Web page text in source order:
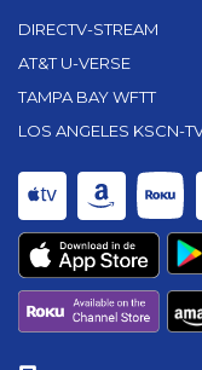
DIRECTV-STREAM
AT&T U-VERSE
TAMPA BAY WFTT
LOS ANGELES KSCN-